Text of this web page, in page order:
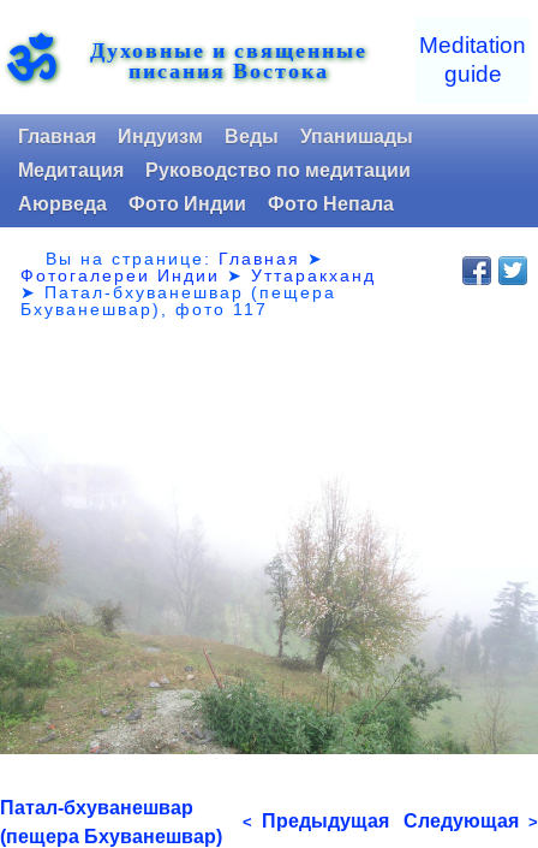
ॐ Духовные и священные
писания Востока
Meditation
guide
Главная Индуизм Веды
Упанишады
Медитация
Руководство по медитации
Аюрведа
Фото Индии Фото Непала
Вы на странице: Главная
➤
Фотогалереи Индии
➤Уттаракханд
➤ Патал-бхуванешвар (пещера
Бхуванешвар), фото 117
Патал-бхуванешвар
(пещера Бхуванешвар)
< Предыдущая Следующая >